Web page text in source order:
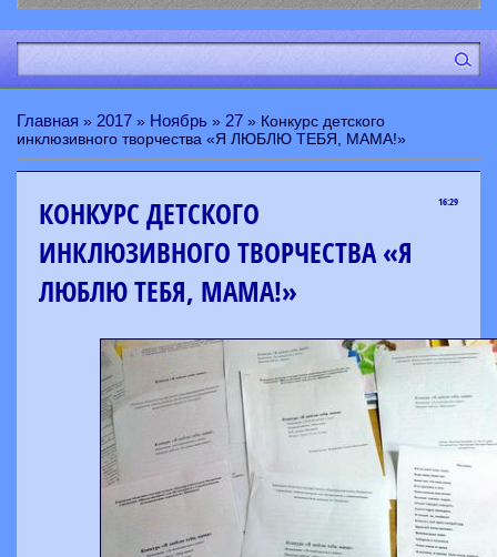
Главная » 2017 » Ноябрь » 27 » Конкурс детского
инклюзивного творчества «Я ЛЮБЛЮ ТЕБЯ, МАМА!»
16:29
КОНКУРС ДЕТСКОГО
ИНКЛЮЗИВНОГО ТВОРЧЕСТВА «Я
ЛЮБЛЮ ТЕБЯ, МАМА!»